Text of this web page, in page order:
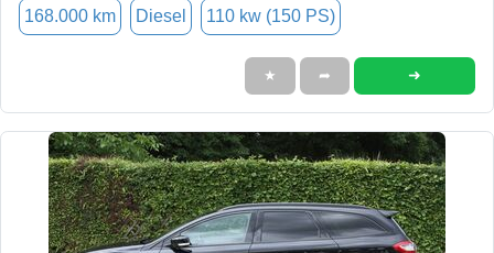
168.000 km Diesel 110 kw (150 PS)
★ ➦ ➜